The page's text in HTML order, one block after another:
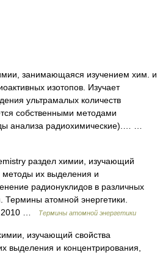
занимающаяся изучением хим. и
изотопов. Изучает
ультрамалых количеств
собственными методами
анализа радиохимические).… …
раздел химии, изучающий
методы их выделения и
радионуклидов в различных
Термины атомной энергетики.
2010 …
Термины атомной энергетики
изучающий свойства
выделения и концентрирования,